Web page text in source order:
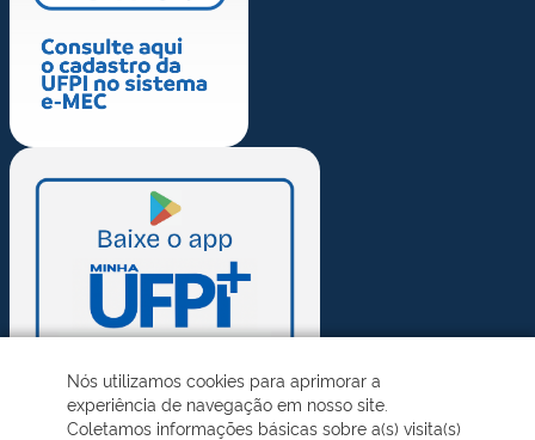
Nós utilizamos cookies para aprimorar a
experiência de navegação em nosso site.
Coletamos informações básicas sobre a(s) visita(s)